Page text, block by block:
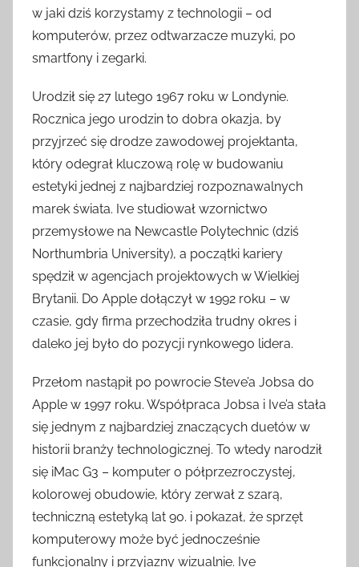
w jaki dziś korzystamy z technologii – od
komputerów, przez odtwarzacze muzyki, po
smartfony i zegarki.
Urodził się 27 lutego 1967 roku w Londynie.
Rocznica jego urodzin to dobra okazja, by
przyjrzeć się drodze zawodowej projektanta,
który odegrał kluczową rolę w budowaniu
estetyki jednej z najbardziej rozpoznawalnych
marek świata. Ive studiował wzornictwo
przemysłowe na Newcastle Polytechnic (dziś
Northumbria University), a początki kariery
spędził w agencjach projektowych w Wielkiej
Brytanii. Do Apple dołączył w 1992 roku – w
czasie, gdy firma przechodziła trudny okres i
daleko jej było do pozycji rynkowego lidera.
Przełom nastąpił po powrocie Steve’a Jobsa do
Apple w 1997 roku. Współpraca Jobsa i Ive’a stała
się jednym z najbardziej znaczących duetów w
historii branży technologicznej. To wtedy narodził
się iMac G3 – komputer o półprzezroczystej,
kolorowej obudowie, który zerwał z szarą,
techniczną estetyką lat 90. i pokazał, że sprzęt
komputerowy może być jednocześnie
funkcjonalny i przyjazny wizualnie. Ive